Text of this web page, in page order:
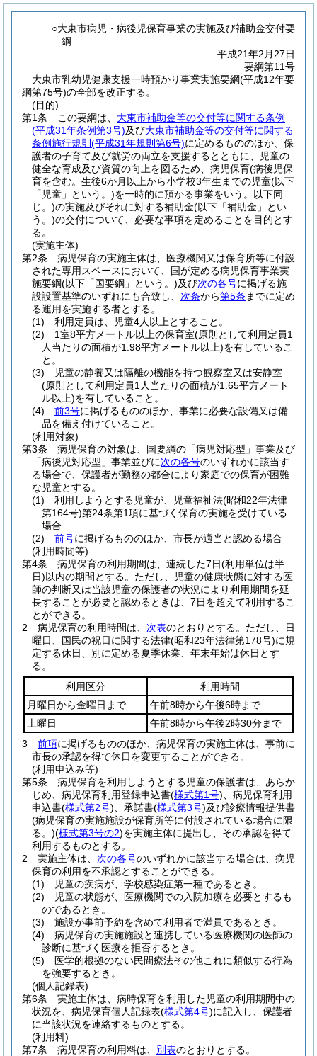
○大東市病児・病後児保育事業の実施及び補助金交付要
綱
平成21年2月27日
要綱第11号
大東市乳幼児健康支援一時預かり事業実施要綱(平成12年要
綱第75号)の全部を改正する。
(目的)
第1条
この要綱は、 大東市補助金等の交付等に関する条例
(平成31年条例第3号)及び大東市補助金等の交付等に関する
条例施行規則 (平成31年規則第6号)に定めるもののほか、保
護者の子育て及び就労の両立を支援するとともに、児童の
健全な育成及び資質の向上を図るため、病児保育(病後児保
育を含む。生後6か月以上から小学校3年生までの児童(以下
「児童」という。)を一時的に預かる事業をいう。以下同
じ。)の実施及びそれに対する補助金(以下「補助金」とい
う。)の交付について、必要な事項を定めることを目的とす
る。
(実施主体)
第2条
病児保育の実施主体は、医療機関又は保育所等に付設
された専用スペースにおいて、国が定める病児保育事業実
施要綱(以下「国要綱」という。)及び次の各号に掲げる施
設設置基準のいずれにも合致し、 次条から第5条 までに定め
る運用を実施する者とする。
(1)
利用定員は、児童4人以上とすること。
(2)
1室8平方メートル以上の保育室(原則として利用定員1
人当たりの面積が1.98平方メートル以上)を有しているこ
と。
(3)
児童の静養又は隔離の機能を持つ観察室又は安静室
(原則として利用定員1人当たりの面積が1.65平方メート
ル以上)を有していること。
(4)
前3号に掲げるもののほか、事業に必要な設備又は備
品を備え付けていること。
(利用対象)
第3条
病児保育の対象は、国要綱の「病児対応型」事業及び
「病後児対応型」事業並びに次の各号のいずれかに該当す
る場合で、保護者が勤務の都合により家庭での保育が困難
な児童とする。
(1)
利用しようとする児童が、児童福祉法(昭和22年法律
第164号)第24条第1項に基づく保育の実施を受けている
場合
(2)
前号に掲げるもののほか、市長が適当と認める場合
(利用時間等)
第4条
病児保育の利用期間は、連続した7日(利用単位は半
日)以内の期間とする。 ただし、児童の健康状態に対する医
師の判断又は当該児童の保護者の状況により利用期間を延
長することが必要と認めるときは、7日を超えて利用するこ
とができる。
2
病児保育の利用時間は、 次表のとおりとする。 ただし、日
曜日、国民の祝日に関する法律(昭和23年法律第178号)に規
定する休日、別に定める夏季休業、年末年始は休日とす
る。
利用区分
利用時間
月曜日から金曜日まで
午前8時から午後6時まで
土曜日
午前8時から午後2時30分まで
3
前項に掲げるもののほか、病児保育の実施主体は、事前に
市長の承認を得て休日を変更することができる。
(利用申込み等)
第5条
病児保育を利用しようとする児童の保護者は、あらか
じめ、病児保育利用登録申込書(様式第1号) 、病児保育利用
申込書(様式第2号) 、承諾書(様式第3号)及び診療情報提供書
(病児保育の実施施設が保育所等に付設されている場合に限
る。)(様式第3号の2)を実施主体に提出し、その承認を得て
利用するものとする。
2
実施主体は、 次の各号のいずれかに該当する場合は、病児
保育の利用を不承認とすることができる。
(1)
児童の疾病が、学校感染症第一種であるとき。
(2)
児童の状態が、医療機関での入院加療を必要とするも
のであるとき。
(3)
施設が事前予約を含めて利用者で満員であるとき。
(4)
病児保育の実施施設と連携している医療機関の医師の
診断に基づく医療を拒否するとき。
(5)
医学的根拠のない民間療法その他これに類似する行為
を強要するとき。
(個人記録表)
第6条
実施主体は、病時保育を利用した児童の利用期間中の
状況を、病児保育個人記録表(様式第4号)に記入し、保護者
に当該状況を連絡するものとする。
(利用料)
第7条
病児保育の利用料は、 別表のとおりとする。